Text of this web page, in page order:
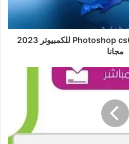
تحميل برنامج فوتوشوب Photoshop cs6 للكمبيوتر 2023
مجانا